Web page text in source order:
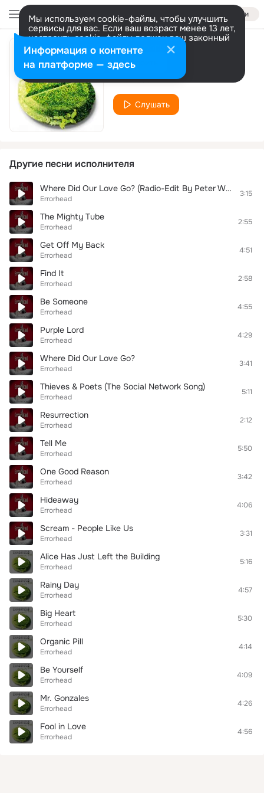
Войти
Мы используем cookie-файлы, чтобы улучшить
сервисы для вас. Если ваш возраст менее 13 лет,
настроить cookie-файлы должен ваш законный
представитель. Больше информации
Разрешить все Настроить
Star
Errorhead
Слушать
Другие песни исполнителя
Where Did Our Love Go? (Radio-Edit By Peter Walsh)
Errorhead
3:15
The Mighty Tube
Errorhead
2:55
Get Off My Back
Errorhead
4:51
Find It
Errorhead
2:58
Be Someone
Errorhead
4:55
Purple Lord
Errorhead
4:29
Where Did Our Love Go?
Errorhead
3:41
Thieves & Poets (The Social Network Song)
Errorhead
5:11
Resurrection
Errorhead
2:12
Tell Me
Errorhead
5:50
One Good Reason
Errorhead
3:42
Hideaway
Errorhead
4:06
Scream - People Like Us
Errorhead
3:31
Alice Has Just Left the Building
Errorhead
5:16
Rainy Day
Errorhead
4:57
Big Heart
Errorhead
5:30
Organic Pill
Errorhead
4:14
Be Yourself
Errorhead
4:09
Mr. Gonzales
Errorhead
4:26
Fool in Love
Errorhead
4:56
Информация о контенте
на платформе — здесь